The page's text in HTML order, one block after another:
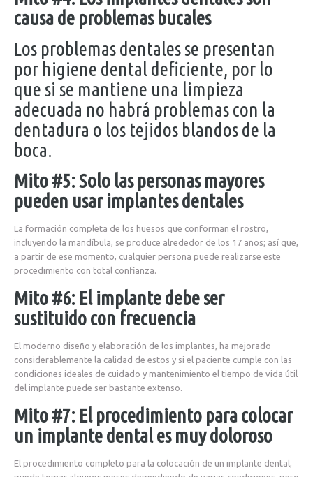
causa de problemas bucales
Los problemas dentales se presentan
por higiene dental deficiente, por lo
que si se mantiene una limpieza
adecuada no habrá problemas con la
dentadura o los tejidos blandos de la
boca.
Mito #5: Solo las personas mayores
pueden usar implantes dentales
La formación completa de los huesos que conforman el rostro,
incluyendo la mandíbula, se produce alrededor de los 17 años; así que,
a partir de ese momento, cualquier persona puede realizarse este
procedimiento con total confianza.
Mito #6: El implante debe ser
sustituido con frecuencia
El moderno diseño y elaboración de los implantes, ha mejorado
considerablemente la calidad de estos y si el paciente cumple con las
condiciones ideales de cuidado y mantenimiento el tiempo de vida útil
del implante puede ser bastante extenso.
Mito #7: El procedimiento para colocar
un implante dental es muy doloroso
El procedimiento completo para la colocación de un implante dental,